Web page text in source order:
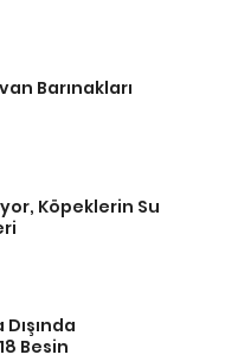
Barınakları
Köpeklerin Su
Besin